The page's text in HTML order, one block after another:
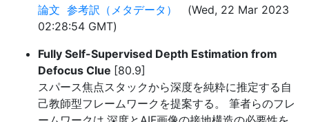
論文 参考訳（メタデータ）
(Wed, 22 Mar 2023
02:28:54 GMT)
Fully Self-Supervised Depth Estimation from
Defocus Clue [80.9]
スパース焦点スタックから深度を純粋に推定する自
己教師型フレームワークを提案する。 筆者らのフレ